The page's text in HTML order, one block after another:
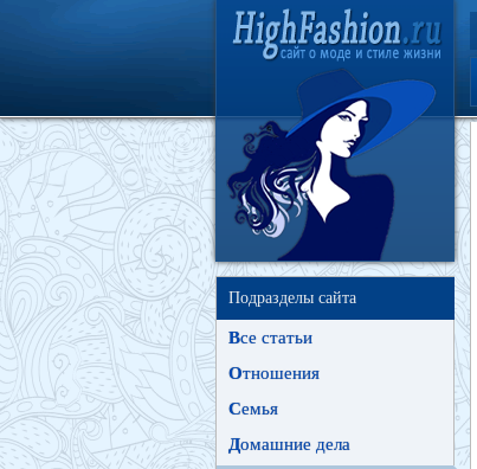
Подразделы сайта
Все статьи
Отношения
Семья
Домашние дела